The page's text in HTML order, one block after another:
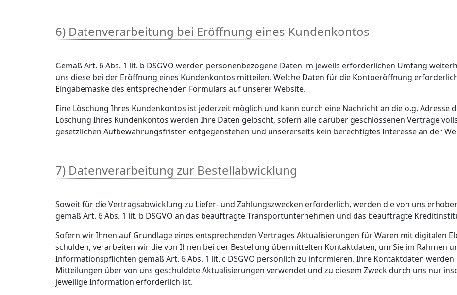
6) Datenverarbeitung bei Eröffnung eines Kundenkontos
Gemäß Art. 6 Abs. 1 lit. b DSGVO werden personenbezogene Daten im jeweils erforderlichen Umfang
uns diese bei der Eröffnung eines Kundenkontos mitteilen. Welche Daten für die Kontoeröffnung
Eingabemaske des entsprechenden Formulars auf unserer Website.
Eine Löschung Ihres Kundenkontos ist jederzeit möglich und kann durch eine Nachricht an die o.g. Adresse
Löschung Ihres Kundenkontos werden Ihre Daten gelöscht, sofern alle darüber geschlossenen Verträge
gesetzlichen Aufbewahrungsfristen entgegenstehen und unsererseits kein berechtigtes Interesse an der
7) Datenverarbeitung zur Bestellabwicklung
Soweit für die Vertragsabwicklung zu Liefer- und Zahlungszwecken erforderlich, werden die von uns
gemäß Art. 6 Abs. 1 lit. b DSGVO an das beauftragte Transportunternehmen und das beauftragte
Sofern wir Ihnen auf Grundlage eines entsprechenden Vertrages Aktualisierungen für Waren mit digitalen
schulden, verarbeiten wir die von Ihnen bei der Bestellung übermittelten Kontaktdaten, um Sie im Rahmen
Informationspflichten gemäß Art. 6 Abs. 1 lit. c DSGVO persönlich zu informieren. Ihre Kontaktdaten
Mitteilungen über von uns geschuldete Aktualisierungen verwendet und zu diesem Zweck durch uns nur
jeweilige Information erforderlich ist.